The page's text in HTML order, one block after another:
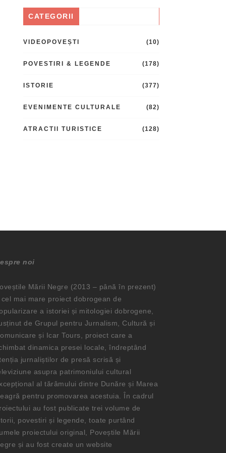
CATEGORII
VIDEOPOVEȘTI (10)
POVESTIRI & LEGENDE (178)
ISTORIE (377)
EVENIMENTE CULTURALE (82)
ATRACTII TURISTICE (128)
noi
Mării Negre (2013 – până în prezent)
cel mai mare proiect dobrogean de
a istoriei și mitologiei dobrogene,
de Grupul pentru Jurnalism, Cultură și
și Icar Tours, proiect care a
dinamica presei locale, îndreptând
jurnaliștilor de presă scrisă și
asupra patrimoniului cultural
al tărâmului dintre Dunăre și Marea
pentru promovarea acestuia. În cadrul
au fost publicate trei volume de
povestiri și legende, toate purtând
proiectului original, Poveștile Mării
și au fost create un website